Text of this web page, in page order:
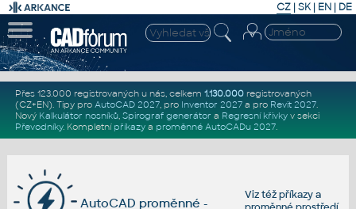
CZ | SK| EN | DE
Přes 123.000 registrovaných u nás, celkem 1.130.000registrovaných
(CZ+EN). Tipy pro AutoCAD 2027, pro Inventor 2027a pro Revit 2027.
Nový Kalkulátor nosníků, Spirograf generátor a Regresní křivkyv sekci
Převodníky. Kompletní příkazya proměnné AutoCADu 2027.
Viz téžpříkazya
AutoCAD proměnné -